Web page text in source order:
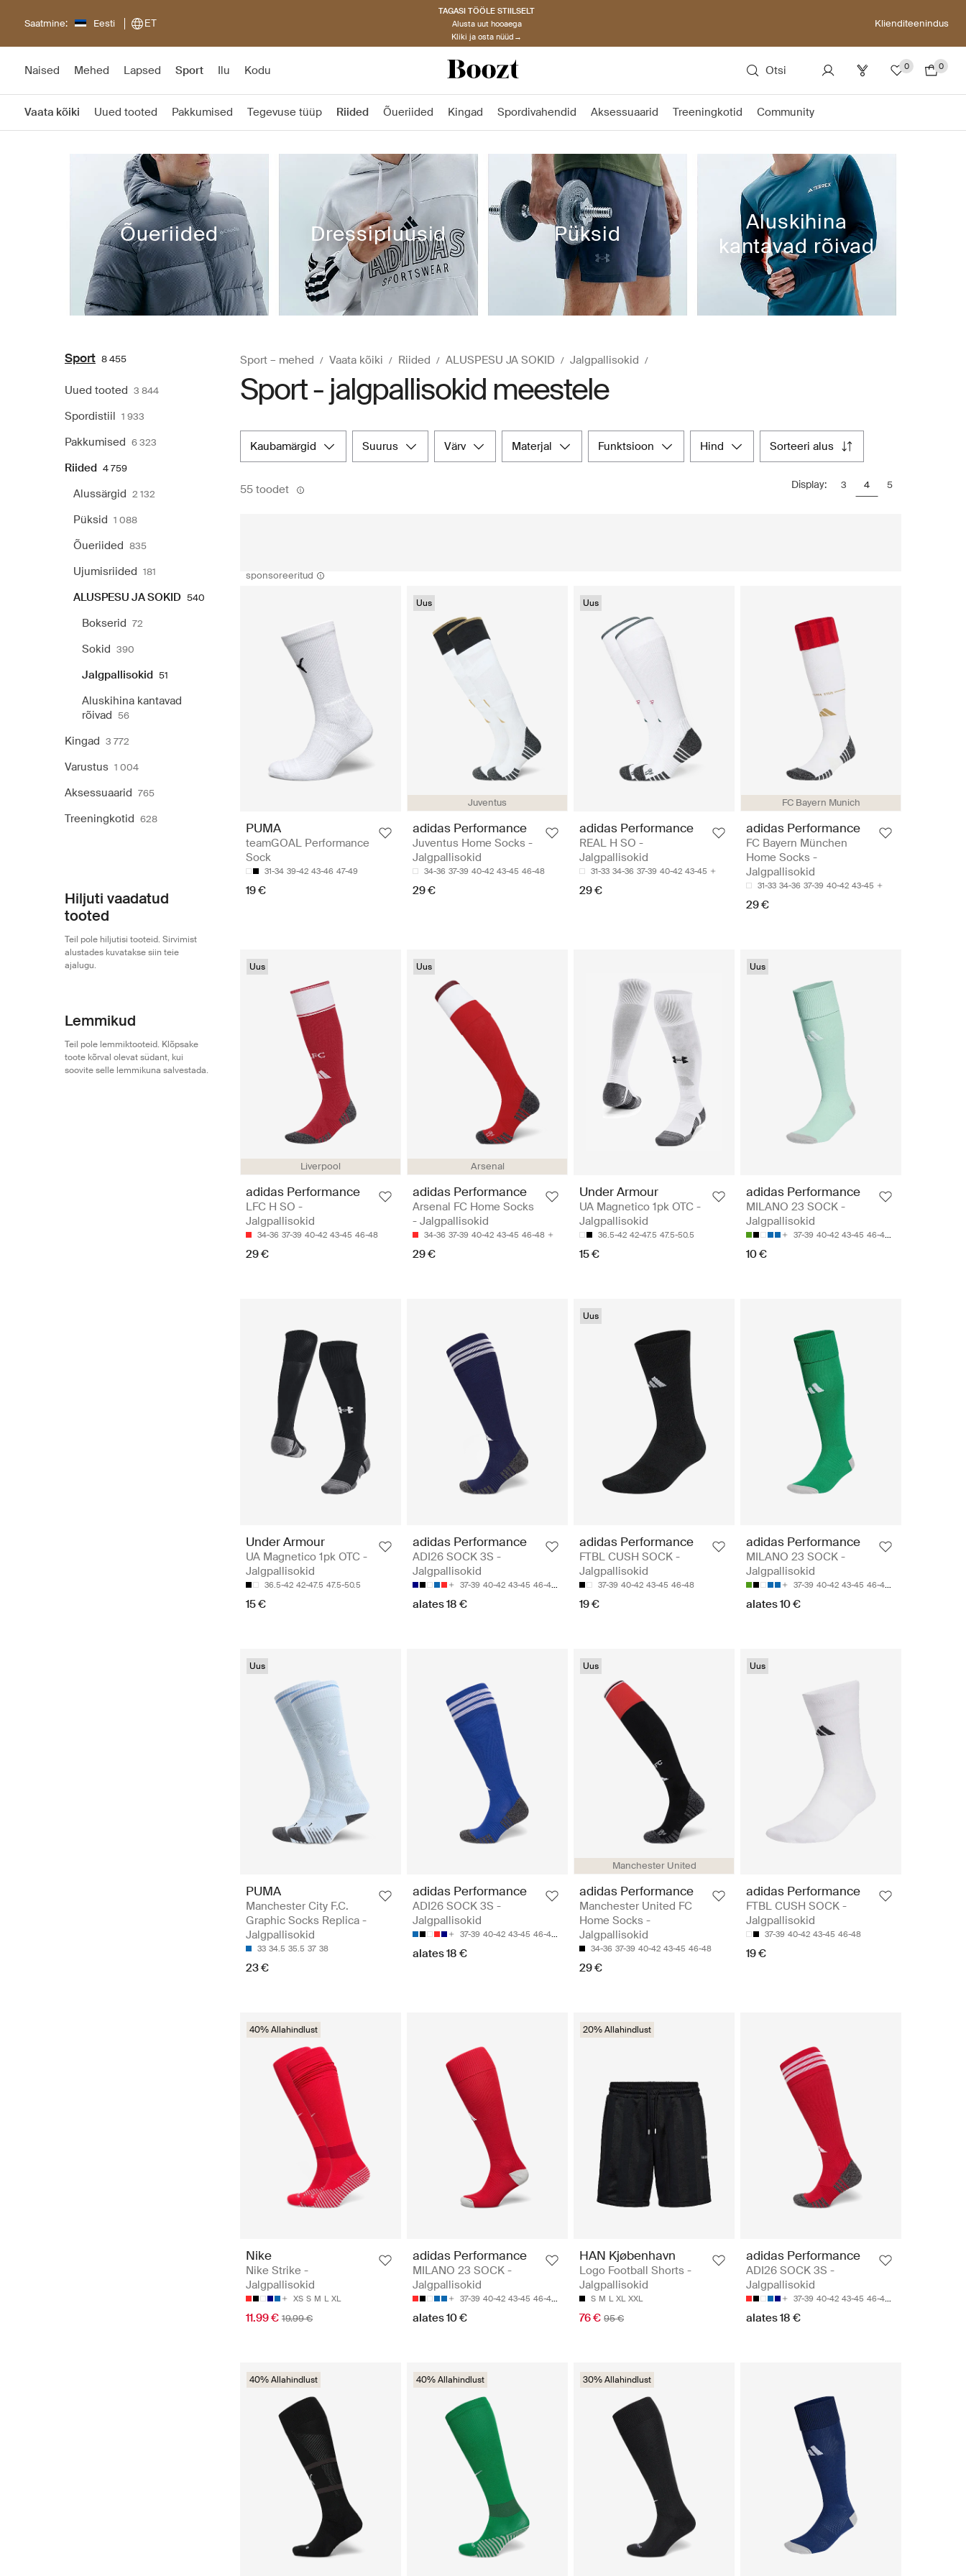
Saatmine: Eesti ET
TAGASI TÖÖLE STIILSELT
Alusta uut hooaega
Kliki ja osta nüüd→
Klienditeenindus
Naised Mehed Lapsed Sport Ilu Kodu Otsi 0 0
Vaata kõiki Uued tooted Pakkumised Tegevuse tüüp Riided Õueriided Kingad Spordivahendid Aksessuaarid Treeningkotid Community
Õueriided Dressipluusid Püksid
Aluskihina
kantavad rõivad
Sport 8 455
Uued tooted 3 844
Spordistiil 1 933
Pakkumised 6 323
Riided 4 759
Alussärgid 2 132
Püksid 1 088
Õueriided 835
Ujumisriided 181
ALUSPESU JA SOKID 540
Bokserid 72
Sokid 390
Jalgpallisokid 51
Aluskihina kantavad
rõivad 56
Kingad 3 772
Varustus 1 004
Aksessuaarid 765
Treeningkotid 628
Hiljuti vaadatud
tooted
Teil pole hiljutisi tooteid. Sirvimist
alustades kuvatakse siin teie
ajalugu.
Lemmikud
Teil pole lemmiktooteid. Klõpsake
toote kõrval olevat südant, kui
soovite selle lemmikuna salvestada.
Sport – mehed Vaata kõiki Riided ALUSPESU JA SOKID Jalgpallisokid
Sport - jalgpallisokid meestele
kaubamärgid suurus värv materjal funktsioon hind sorteeri alus
55 toodet Display: 3 4 5
sponsoreeritud
PUMA
teamGOAL Performance
Sock
31-34 39-42 43-46 47-49
19 €
Juventus
Uus
adidas Performance
Juventus Home Socks -
Jalgpallisokid
34-36 37-39 40-42 43-45 46-48
29 €
Uus
adidas Performance
REAL H SO -
Jalgpallisokid
31-33 34-36 37-39 40-42 43-45
29 €
FC Bayern Munich
adidas Performance
FC Bayern München
Home Socks -
Jalgpallisokid
31-33 34-36 37-39 40-42 43-45
29 €
Liverpool
Uus
adidas Performance
LFC H SO -
Jalgpallisokid
34-36 37-39 40-42 43-45 46-48
29 €
Arsenal
Uus
adidas Performance
Arsenal FC Home Socks
- Jalgpallisokid
34-36 37-39 40-42 43-45 46-48
29 €
Under Armour
UA Magnetico 1pk OTC -
Jalgpallisokid
36.5-42 42-47.5 47.5-50.5
15 €
Uus
adidas Performance
MILANO 23 SOCK -
Jalgpallisokid
37-39 40-42 43-45 46-48
10 €
Under Armour
UA Magnetico 1pk OTC -
Jalgpallisokid
36.5-42 42-47.5 47.5-50.5
15 €
adidas Performance
ADI26 SOCK 3S -
Jalgpallisokid
37-39 40-42 43-45 46-48 49-51
alates 18 €
Uus
adidas Performance
FTBL CUSH SOCK -
Jalgpallisokid
37-39 40-42 43-45 46-48
19 €
adidas Performance
MILANO 23 SOCK -
Jalgpallisokid
37-39 40-42 43-45 46-48
alates 10 €
Uus
PUMA
Manchester City F.C.
Graphic Socks Replica -
Jalgpallisokid
33 34.5 35.5 37 38
23 €
adidas Performance
ADI26 SOCK 3S -
Jalgpallisokid
37-39 40-42 43-45 46-48 49-51
alates 18 €
Manchester United
Uus
adidas Performance
Manchester United FC
Home Socks -
Jalgpallisokid
34-36 37-39 40-42 43-45 46-48
29 €
Uus
adidas Performance
FTBL CUSH SOCK -
Jalgpallisokid
37-39 40-42 43-45 46-48
19 €
40% Allahindlust
Nike
Nike Strike -
Jalgpallisokid
XS S M L XL
11.99 € 19.99 €
adidas Performance
MILANO 23 SOCK -
Jalgpallisokid
37-39 40-42 43-45 46-48 49-51
alates 10 €
20% Allahindlust
HAN Kjøbenhavn
Logo Football Shorts -
Jalgpallisokid
S M L XL XXL
76 € 95 €
adidas Performance
ADI26 SOCK 3S -
Jalgpallisokid
37-39 40-42 43-45 46-48
alates 18 €
40% Allahindlust 40% Allahindlust 30% Allahindlust